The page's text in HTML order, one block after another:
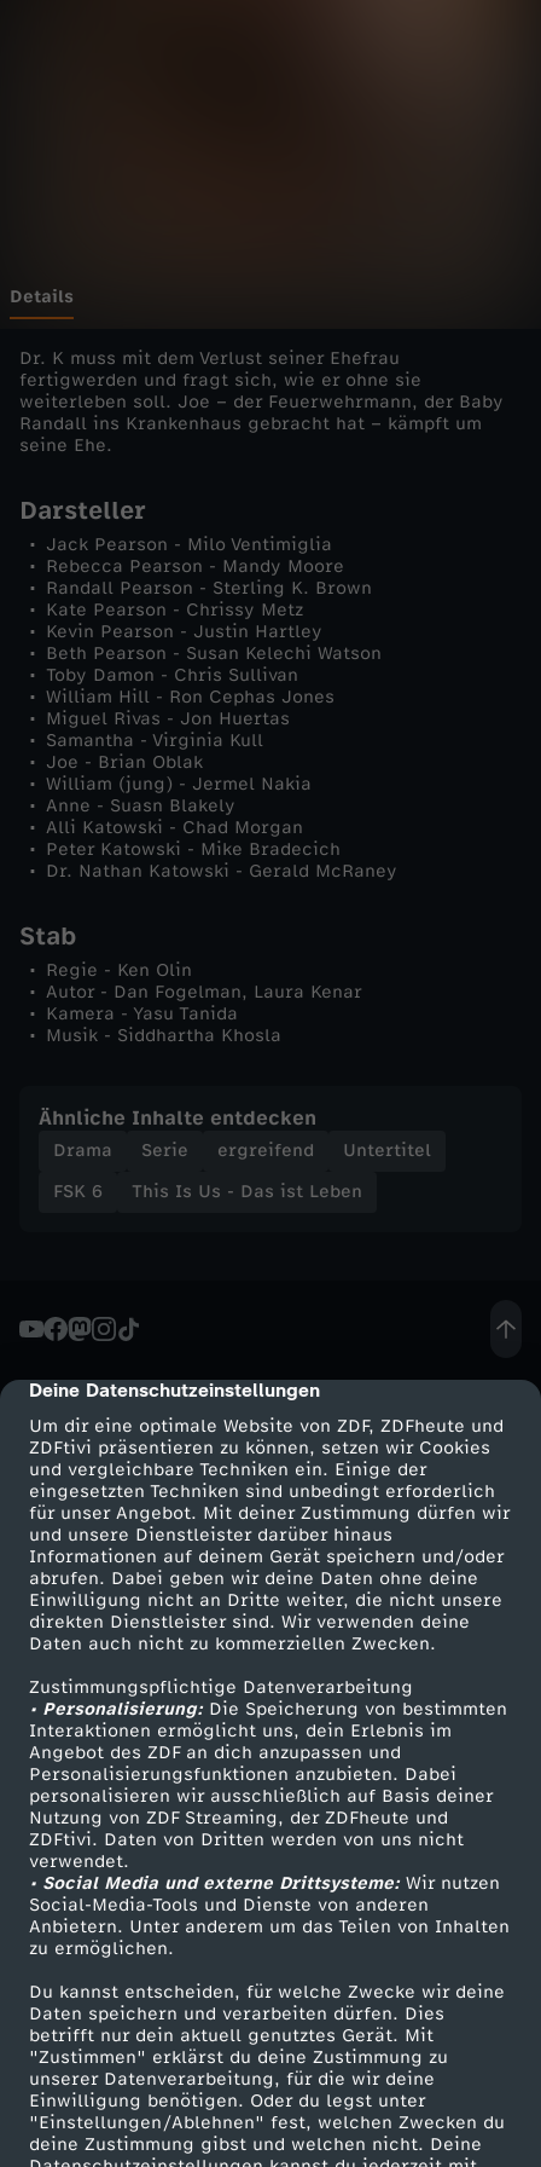
cmp-dialog-description
Deine Datenschutzeinstellungen
Um dir eine optimale Website von ZDF, ZDFheute und
ZDFtivi präsentieren zu können, setzen wir Cookies
und vergleichbare Techniken ein. Einige der
eingesetzten Techniken sind unbedingt erforderlich
für unser Angebot. Mit deiner Zustimmung dürfen wir
und unsere Dienstleister darüber hinaus
Informationen auf deinem Gerät speichern und/oder
abrufen. Dabei geben wir deine Daten ohne deine
Einwilligung nicht an Dritte weiter, die nicht unsere
direkten Dienstleister sind. Wir verwenden deine
Daten auch nicht zu kommerziellen Zwecken.
Zustimmungspflichtige Datenverarbeitung
• Personalisierung:Die Speicherung von bestimmten
Interaktionen ermöglicht uns, dein Erlebnis im
Angebot des ZDF an dich anzupassen und
Personalisierungsfunktionen anzubieten. Dabei
personalisieren wir ausschließlich auf Basis deiner
Nutzung von ZDF Streaming, der ZDFheute und
ZDFtivi. Daten von Dritten werden von uns nicht
verwendet.
• Social Media und externe Drittsysteme:Wir nutzen
Social-Media-Tools und Dienste von anderen
Anbietern. Unter anderem um das Teilen von Inhalten
zu ermöglichen.
Du kannst entscheiden, für welche Zwecke wir deine
Daten speichern und verarbeiten dürfen. Dies
betrifft nur dein aktuell genutztes Gerät. Mit
"Zustimmen" erklärst du deine Zustimmung zu
unserer Datenverarbeitung, für die wir deine
Einwilligung benötigen. Oder du legst unter
"Einstellungen/Ablehnen" fest, welchen Zwecken du
deine Zustimmung gibst und welchen nicht. Deine
i
s
t
e
b
e
n
-
V
e
r
ä
d
e
n
g
e
n
Details
Dr. K muss mit dem Verlust seiner Ehefrau
fertigwerden und fragt sich, wie er ohne sie
weiterleben soll. Joe – der Feuerwehrmann, der Baby
Randall ins Krankenhaus gebracht hat – kämpft um
seine Ehe.
Darsteller
Jack Pearson - Milo Ventimiglia
Rebecca Pearson - Mandy Moore
Randall Pearson - Sterling K. Brown
Kate Pearson - Chrissy Metz
Kevin Pearson - Justin Hartley
Beth Pearson - Susan Kelechi Watson
Toby Damon - Chris Sullivan
William Hill - Ron Cephas Jones
Miguel Rivas - Jon Huertas
Samantha - Virginia Kull
Joe - Brian Oblak
William (jung) - Jermel Nakia
Anne - Suasn Blakely
Alli Katowski - Chad Morgan
Peter Katowski - Mike Bradecich
Dr. Nathan Katowski - Gerald McRaney
Stab
Regie - Ken Olin
Autor - Dan Fogelman, Laura Kenar
Kamera - Yasu Tanida
Musik - Siddhartha Khosla
Ähnliche Inhalte entdecken
Drama Serie ergreifend
Untertitel
FSK 6
This Is Us - Das ist Leben
Mehr ZDF
ZDF-Apps
Smart TV
ZDFtext
Livestreams
Sendungen A-Z
TV-Programm
Service
ZDFmitreden
Kontakt zum ZDF
Tickets
Zuschauerservice
Hilfe
ZDF Unternehmen
Karriere
ZDF goes Schule
Werbefernsehen
Mainzelmännchen